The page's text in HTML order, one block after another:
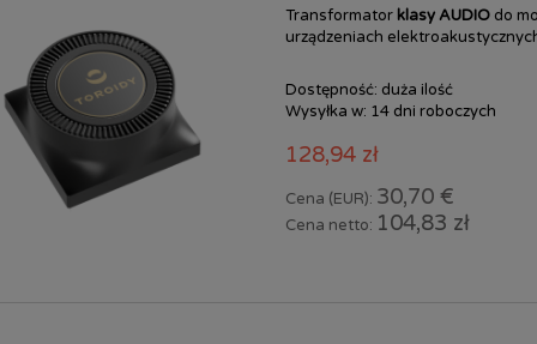
Transformator klasy AUDIO do
urządzeniach
Dostępność: duża ilość
Wysyłka w: 14 dni roboczych
128,94 zł
Cena (EUR): 30,70 €
Cena netto: 104,83 zł